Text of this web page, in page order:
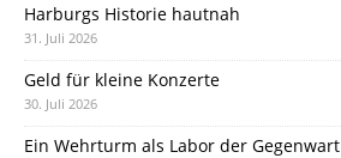
Harburgs Historie hautnah
31. Juli 2026
Geld für kleine Konzerte
30. Juli 2026
Ein Wehrturm als Labor der Gegenwart